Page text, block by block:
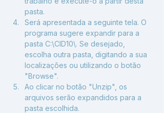
pasta.
Será apresentada a seguinte tela. O
programa sugere expandir para a
pasta C:\CID10\. Se desejado,
escolha outra pasta, digitando a sua
localizações ou utilizando o botão
"Browse".
Ao clicar no botão "Unzip", os
arquivos serão expandidos para a
pasta escolhida.